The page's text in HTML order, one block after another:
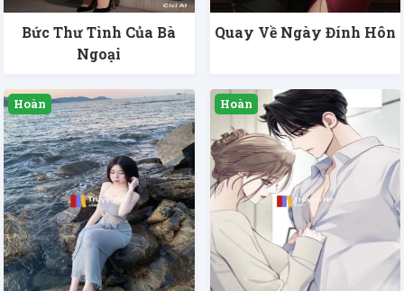
Bức Thư Tình Của Bà
Ngoại
Quay Về Ngày Đính Hôn